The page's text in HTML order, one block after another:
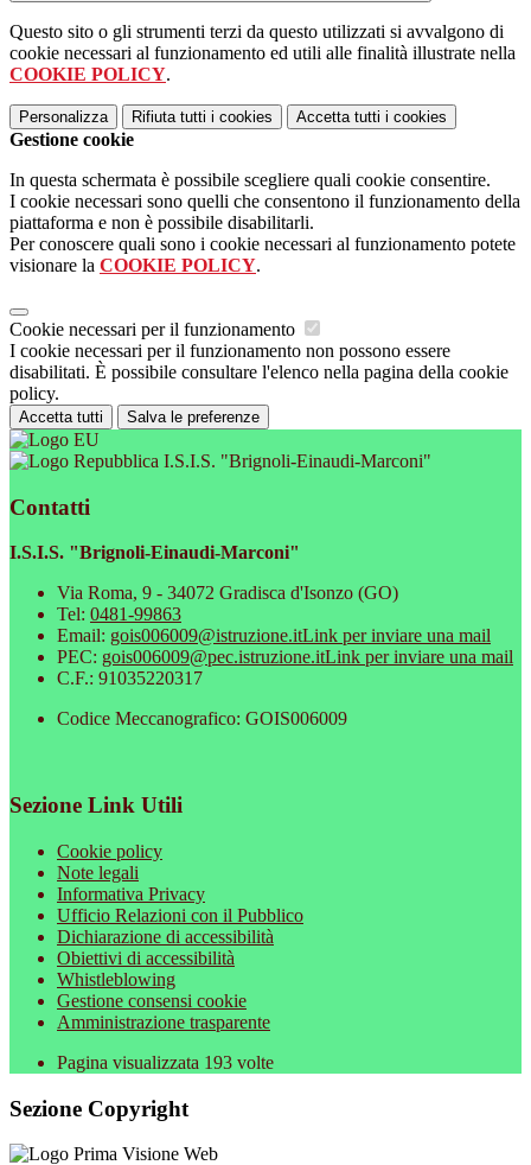
Questo sito o gli strumenti terzi da questo utilizzati si avvalgono di
cookie necessari al funzionamento ed utili alle finalità illustrate nella
COOKIE POLICY.
Personalizza Rifiuta tutti i cookies Accetta tutti i cookies
Gestione cookie
In questa schermata è possibile scegliere quali cookie consentire.
I cookie necessari sono quelli che consentono il funzionamento della
piattaforma e non è possibile disabilitarli.
Per conoscere quali sono i cookie necessari al funzionamento potete
visionare la COOKIE POLICY.
Cookie necessari per il funzionamento
I cookie necessari per il funzionamento non possono essere
disabilitati. È possibile consultare l'elenco nella pagina della cookie
policy.
Accetta tutti Salva le preferenze
I.S.I.S. "Brignoli-Einaudi-Marconi"
Contatti
I.S.I.S. "Brignoli-Einaudi-Marconi"
Via Roma, 9 - 34072 Gradisca d'Isonzo (GO)
Tel: 0481-99863
Email: gois006009@istruzione.itLink per inviare una mail
PEC: gois006009@pec.istruzione.itLink per inviare una mail
C.F.: 91035220317
Codice Meccanografico: GOIS006009
Sezione Link Utili
Cookie policy
Note legali
Informativa Privacy
Ufficio Relazioni con il Pubblico
Dichiarazione di accessibilità
Obiettivi di accessibilità
Whistleblowing
Gestione consensi cookie
Amministrazione trasparente
Pagina visualizzata 193 volte
Sezione Copyright